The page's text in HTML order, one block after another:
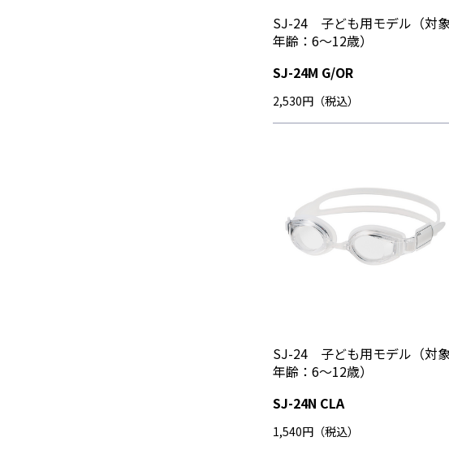
SJ-24 子ども用モデル（対
年齢：6～12歳）
SJ-24M G/OR
2,530円（税込）
SJ-24 子ども用モデル（対
年齢：6～12歳）
SJ-24N CLA
1,540円（税込）